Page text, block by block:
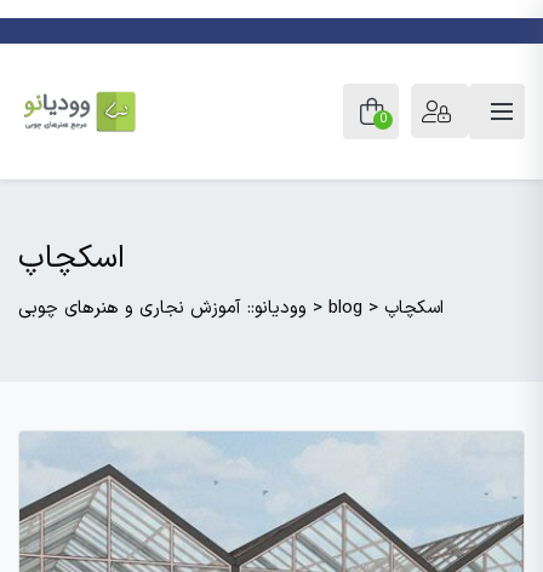
0
اسکچاپ
وودیانو:: آموزش نجاری و هنرهای چوبی > blog > اسکچاپ